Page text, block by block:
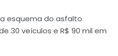
esquema do asfalto
30 veículos e R$ 90 mil em